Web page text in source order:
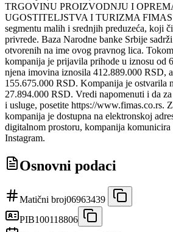
TRGOVINU PROIZVODNJU I
UGOSTITELJSTVA I TURIZMA
segmentu malih i srednjih preduzeća, koji
privrede. Baza Narodne banke Srbije
otvorenih na ime ovog pravnog lica.
kompanija je prijavila prihode u iznosu od
njena imovina iznosila 412.889.000 RSD,
155.675.000 RSD. Kompanija je ostvarila
27.894.000 RSD. Vredi napomenuti i da
i usluge, posetite https://www.fimas.co.rs.
kompanija je dostupna na elektronskoj
digitalnom prostoru, kompanija komunicira
Instagram.
Osnovni podaci
Matični broj06963439
PIB100118806